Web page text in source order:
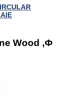
Wood ,Ф